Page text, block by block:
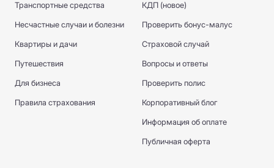
Транспортные средства
Несчастные случаи и болезни
Квартиры и дачи
Путешествия
Для бизнеса
Правила страхования
КДП (новое)
Проверить бонус-малус
Страховой случай
Вопросы и ответы
Проверить полис
Корпоративный блог
Информация об оплате
Публичная оферта